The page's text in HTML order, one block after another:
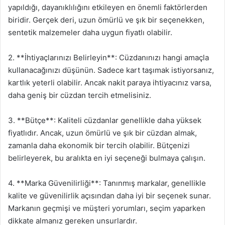
yapıldığı, dayanıklılığını etkileyen en önemli faktörlerden
biridir. Gerçek deri, uzun ömürlü ve şık bir seçenekken,
sentetik malzemeler daha uygun fiyatlı olabilir.
2. **İhtiyaçlarınızı Belirleyin**: Cüzdanınızı hangi amaçla
kullanacağınızı düşünün. Sadece kart taşımak istiyorsanız,
kartlık yeterli olabilir. Ancak nakit paraya ihtiyacınız varsa,
daha geniş bir cüzdan tercih etmelisiniz.
3. **Bütçe**: Kaliteli cüzdanlar genellikle daha yüksek
fiyatlıdır. Ancak, uzun ömürlü ve şık bir cüzdan almak,
zamanla daha ekonomik bir tercih olabilir. Bütçenizi
belirleyerek, bu aralıkta en iyi seçeneği bulmaya çalışın.
4. **Marka Güvenilirliği**: Tanınmış markalar, genellikle
kalite ve güvenilirlik açısından daha iyi bir seçenek sunar.
Markanın geçmişi ve müşteri yorumları, seçim yaparken
dikkate almanız gereken unsurlardır.